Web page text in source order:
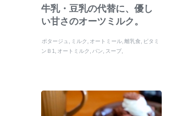
牛乳・豆乳の代替に、優し
い甘さのオーツミルク。
ポタージュ ミルク オートミール 離乳食
ビタミ
ンＢ1
オートミルク パン スープ